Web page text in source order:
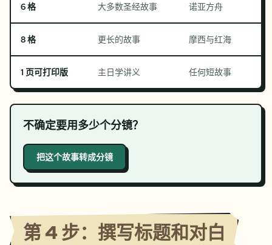
6 格 大多数圣经故事 诺亚方舟
8 格 更长的故事 摩西与红海
1 页可打印版 主日学讲义 任何短故事
不确定要用多少个分镜？
把这个故事转成分镜
第 4 步：撰写标题和对白